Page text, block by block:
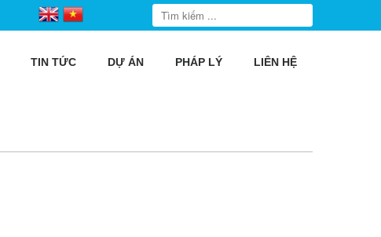
TIN TỨC DỰ ÁN PHÁP LÝ LIÊN HỆ